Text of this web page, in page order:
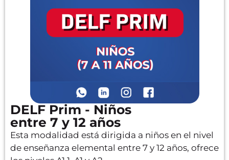
DELF Prim - Niños
entre 7 y 12 años
Esta modalidad está dirigida a niños en el nivel
de enseñanza elemental entre 7 y 12 años, ofrece